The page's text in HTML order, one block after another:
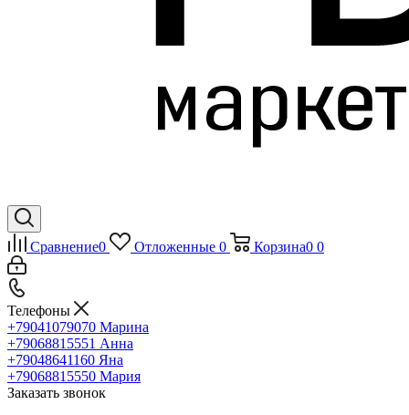
Сравнение0 Отложенные 0 Корзина0 0
Телефоны
+79041079070 Марина
+79068815551 Анна
+79048641160 Яна
+79068815550 Мария
Заказать звонок